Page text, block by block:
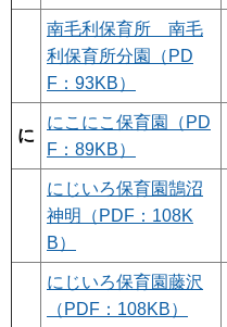
南毛利保育所 南毛
利保育所分園（PD
F：93KB）
に
にこにこ保育園（PD
F：89KB）
にじいろ保育園鵠沼
神明（PDF：108K
B）
にじいろ保育園藤沢
（PDF：108KB）